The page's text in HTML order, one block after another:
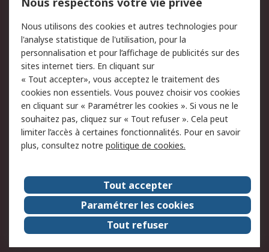
Retours
Support technique
Track & trace
Legal
Politique de cookies
Sécurité des e-mails
Politique de protection
des données - Mise à
jour
Conditions générales
de vente
A propos de RS
Le groupe RS Group
A propos de RS
RS dans le monde
Travaillez chez RS
ESG
Nous utilisons des cookies et autres technologies pour
l'analyse statistique de l'utilisation, pour la
personnalisation et pour l’affichage de publicités sur des
sites internet tiers. En cliquant sur
« Tout accepter», vous acceptez le traitement des
cookies non essentiels. Vous pouvez choisir vos cookies
en cliquant sur « Paramétrer les cookies ». Si vous ne le
souhaitez pas, cliquez sur « Tout refuser ». Cela peut
limiter l’accès à certaines fonctionnalités. Pour en savoir
plus, consultez notre politique de cookies.
Tout accepter
Paramétrer les cookies
Tout refuser